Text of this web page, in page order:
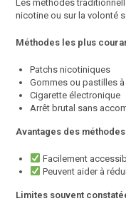
Les méthodes
nicotine ou sur la volonté
Méthodes les plus
Patchs nicotiniques
Gommes ou pastilles
Cigarette électronique
Arrêt brutal sans
Avantages des
Facilement
Peuvent aider à
Limites souvent